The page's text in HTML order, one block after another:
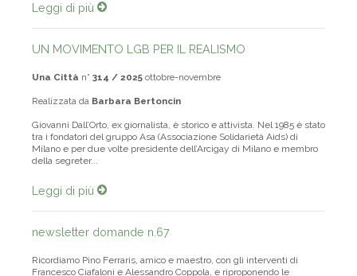
Leggi di più
UN MOVIMENTO LGB PER IL REALISMO
Una Città n° 314 / 2025 ottobre-novembre
Realizzata da Barbara Bertoncin
Giovanni Dall’Orto, ex giornalista, è storico e attivista. Nel 1985 è stato
tra i fondatori del gruppo Asa (Associazione Solidarietà Aids) di
Milano e per due volte presidente dell’Arcigay di Milano e membro
della segreter...
Leggi di più
newsletter domande n.67
Ricordiamo Pino Ferraris, amico e maestro, con gli interventi di
Francesco Ciafaloni e Alessandro Coppola, e riproponendo le